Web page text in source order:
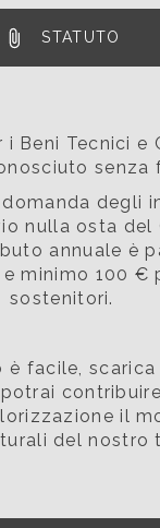
STATUTO
i Beni Tecnici e
senza
domanda degli
nulla osta del
annuale è
minimo 100 €
sostenitori.
è facile,
il
del nostro